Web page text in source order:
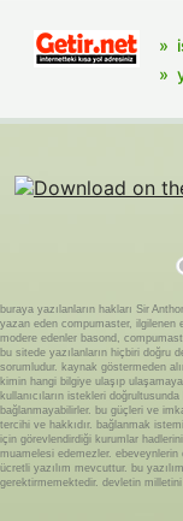
buraya yazılanların hakları Sir
yazan eden compumaster, ilgilenen
modere edenler basond,
bu sitede yazılanların hiçbiri doğru
sorumludur. kaynak göstermeden
kimin hangi bilgiye ulaşıp
kullanıcıların istekleri
bağlanmayabilirler. bu güçleri ve
tercihi ve hakkıdır. bağlanmak
için görevlendirdiği kurumlar
muamelesi edemezler. ebeveynlerin
ücretli yazılım mevcuttur. bu
gerektirmemektedir. devletin